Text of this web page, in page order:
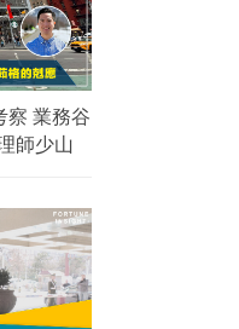
察 業務谷
師少山